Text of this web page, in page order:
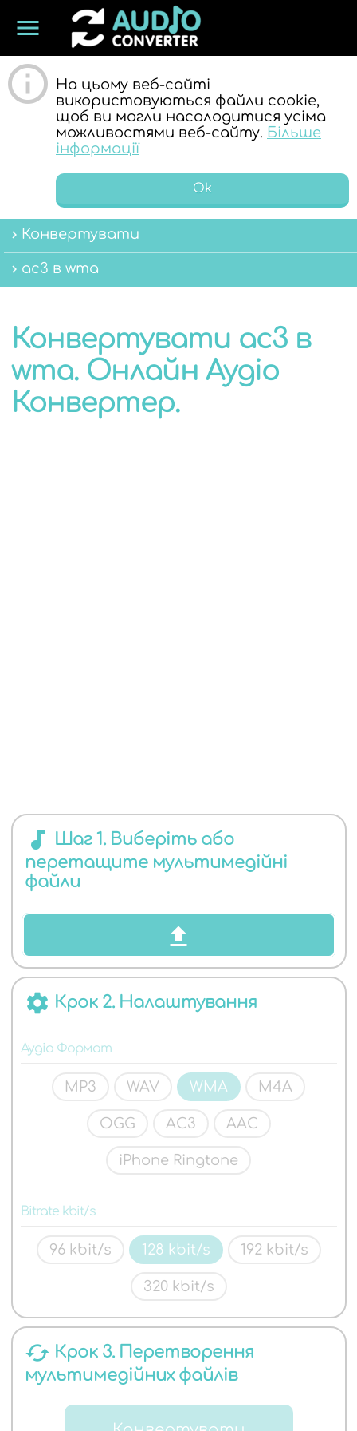
menu
ОНЛАЙН
АУДІО
КОНВЕРТЕР
АУДІО
ФОРМАТІВ
На цьому веб-сайті
використовуються файли cookie,
щоб ви могли насолодитися усіма
можливостями веб-сайту. Більше
інформації
Ok
Конвертувати
ac3 в wma
Конвертувати ac3 в
wma. Онлайн Аудіо
Конвертер.
audiotrack Шаг 1. Виберіть або
перетащите мультимедійні
файли
settings Крок 2. Налаштування
Аудіо Формат
MP3 WAV WMA M4A
OGG AC3 AAC
iPhone Ringtone
Bitrate kbit/s
96 kbit/s 128 kbit/s 192 kbit/s
320 kbit/s
cached Крок 3. Перетворення
мультимедійних файлів